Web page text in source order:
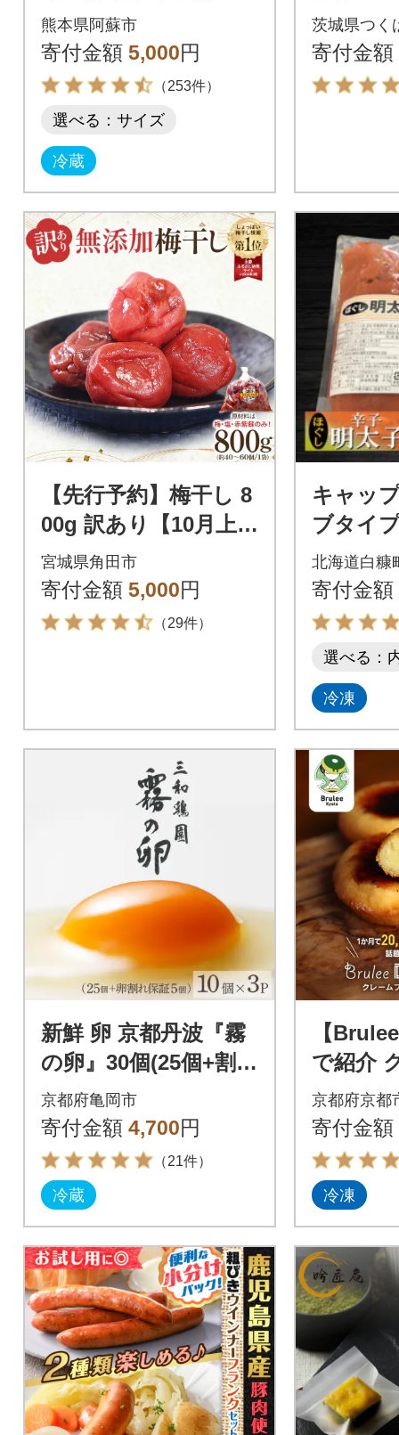
から3品を厳選してお
届け
熊本県阿蘇市
寄付金額 5,000円
（253件）
選べる：サイズ
冷蔵
田商店
以降順
茨城県つく
寄付金額
【先行予約】梅干し 8
00g 訳あり【10月上旬
以降順次発送】わけあ
り 塩分 15 %
宮城県角田市
寄付金額 5,000円
（29件）
キャッ
ブタイ
明太子
北海道白糠
寄付金額
選べる：
冷凍
新鮮 卵 京都丹波『霧
の卵』30個(25個+割れ
保証5個)
京都府亀岡市
寄付金額 4,700円
（21件）
冷蔵
【
で紹介
ュレド
都 人気
子
京都府京都
寄付金額
冷凍